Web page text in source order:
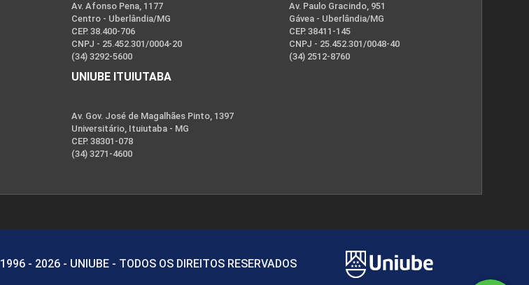
Av. Afonso Pena, 1177
Centro - Uberlândia/MG
CEP. 38.400-706
CNPJ - 25.452.301/0004-20
(34) 3292-5600
UNIUBE ITUIUTABA
Av. Gov. José de Magalhães Pinto, 1397
Universitário, Ituiutaba - MG
CEP. 38301-078
(34) 3271-4600
Av. Paulo Gracindo, 951
Gávea - Uberlândia/MG
CEP. 38411-145
CNPJ - 25.452.301/0048-40
(34) 2512-8760
1996 - 2026 - UNIUBE - TODOS OS DIREITOS RESERVADOS